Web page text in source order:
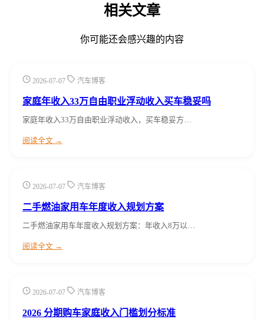
相关文章
你可能还会感兴趣的内容
2026-07-07 汽车博客
家庭年收入33万自由职业浮动收入买车稳妥吗
家庭年收入33万自由职业浮动收入，买车稳妥方…
阅读全文 →
2026-07-07 汽车博客
二手燃油家用车年度收入规划方案
二手燃油家用车年度收入规划方案：年收入8万以…
阅读全文 →
2026-07-07 汽车博客
2026 分期购车家庭收入门槛划分标准